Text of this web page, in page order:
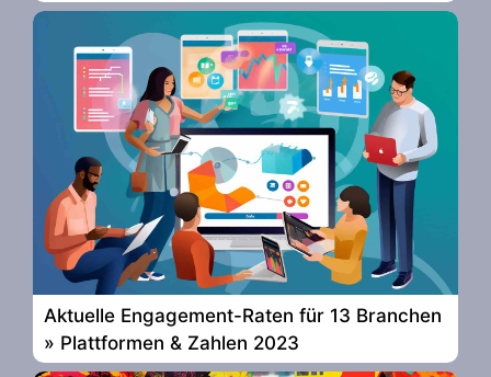
Aktuelle Engagement-Raten für 13 Branchen
» Plattformen & Zahlen 2023